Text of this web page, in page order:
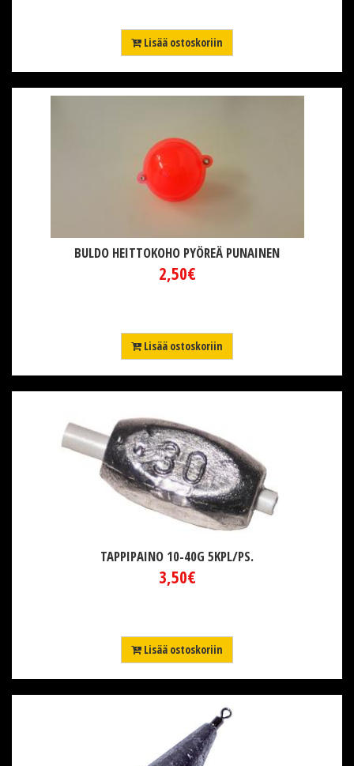
Lisää ostoskoriin
BULDO HEITTOKOHO PYÖREÄ PUNAINEN
2,50€
Lisää ostoskoriin
TAPPIPAINO 10-40G 5KPL/PS.
3,50€
Lisää ostoskoriin